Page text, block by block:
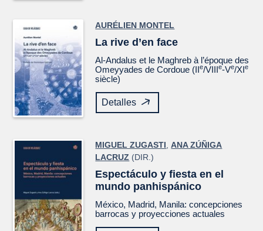
AURÉLIEN MONTEL
La rive d’en face
Al-Andalus et le Maghreb à l’époque des
Omeyyades de Cordoue (IIe/VIIIe-Ve/XIe
siècle)
Detalles
MIGUEL ZUGASTI ,ANA ZÚÑIGA
LACRUZ (DIR.)
Espectáculo y fiesta en el
mundo panhispánico
México, Madrid, Manila: concepciones
barrocas y proyecciones actuales